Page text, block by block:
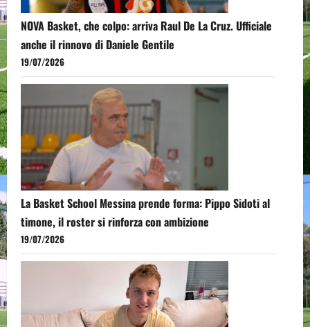
NOVA Basket, che colpo: arriva Raul De La Cruz. Ufficiale
anche il rinnovo di Daniele Gentile
19/07/2026
La Basket School Messina prende forma: Pippo Sidoti al
timone, il roster si rinforza con ambizione
19/07/2026